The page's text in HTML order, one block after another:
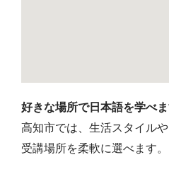
好きな場所で日本語を学べ
高知市では、生活スタイル
受講場所を柔軟に選べます。